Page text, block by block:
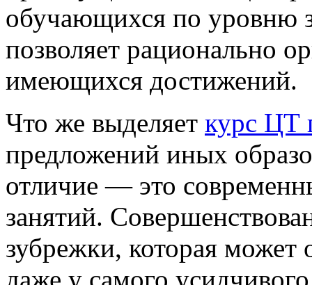
обучающихся по уровню
позволяет рационально
имеющихся достижений.
Что же выделяет курс ЦТ
предложений иных
отличие — это
занятий.
зубрежки, которая может
даже у самого